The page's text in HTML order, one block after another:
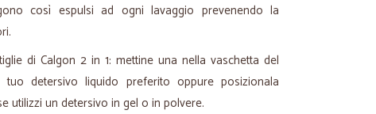
così espulsi ad ogni lavaggio prevenendo la
di Calgon 2 in 1: mettine una nella vaschetta del
detersivo liquido preferito oppure posizionala
utilizzi un detersivo in gel o in polvere.